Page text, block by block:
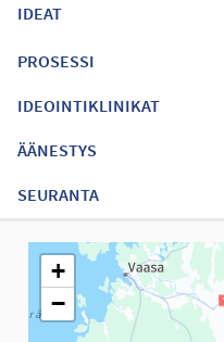
IDEAT
PROSESSI
IDEOINTIKLINIKAT
ÄÄNESTYS
SEURANTA
Seuraavassa
+
−